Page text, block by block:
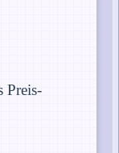
Preis-